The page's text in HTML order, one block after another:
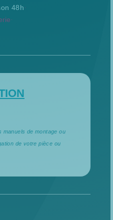
48h
manuels de montage ou
de votre pièce ou